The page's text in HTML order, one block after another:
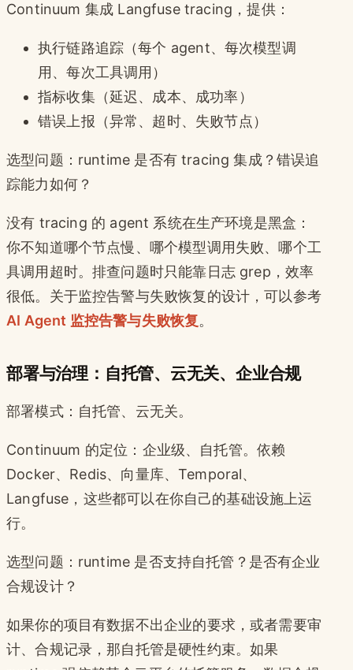
Continuum 集成 Langfuse tracing，提供：
执行链路追踪（每个 agent、每次模型调
用、每次工具调用）
指标收集（延迟、成本、成功率）
错误上报（异常、超时、失败节点）
选型问题：runtime 是否有 tracing 集成？错误追
踪能力如何？
没有 tracing 的 agent 系统在生产环境是黑盒：
你不知道哪个节点慢、哪个模型调用失败、哪个工
具调用超时。排查问题时只能靠日志 grep，效率
很低。关于监控告警与失败恢复的设计，可以参考
AI Agent 监控告警与失败恢复。
部署与治理：自托管、云无关、企业合规
部署模式：自托管、云无关。
Continuum 的定位：企业级、自托管。依赖
Docker、Redis、向量库、Temporal、
Langfuse，这些都可以在你自己的基础设施上运
行。
选型问题：runtime 是否支持自托管？是否有企业
合规设计？
如果你的项目有数据不出企业的要求，或者需要审
计、合规记录，那自托管是硬性约束。如果